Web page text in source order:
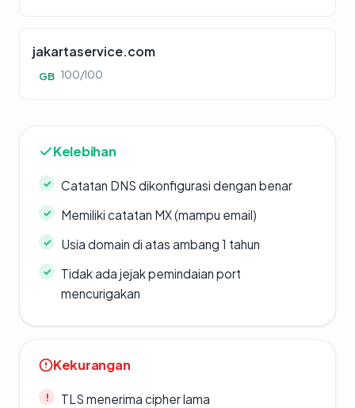
jakartaservice.com
GB 100/100
Kelebihan
Catatan DNS dikonfigurasi dengan benar
Memiliki catatan MX (mampu email)
Usia domain di atas ambang 1 tahun
Tidak ada jejak pemindaian port
mencurigakan
Kekurangan
TLS menerima cipher lama